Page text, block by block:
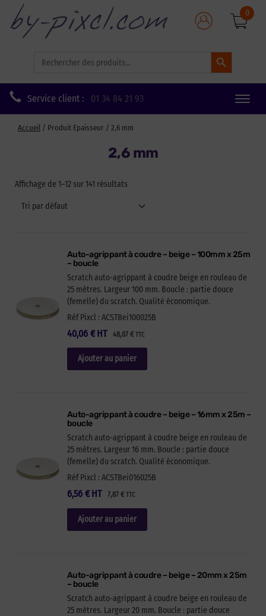
for:
Search Button
0
Service client : 01 34 84 21 93
Toggle
Accueil / Produit Epaisseur / 2,6 mm
2,6 mm
Affichage de 1–12 sur 141 résultats
Auto-agrippant à coudre – beige – 100mm x 25m
– boucle
Scratch auto-agrippant à coudre beige en rouleau de
25 mètres. Largeur 100 mm. Boucle : partie douce
(femelle) du scratch. Qualité économique.
Réf Pixcl : ACSTBei100025B
40,06 € 48,07 €TTC
HT
Ajouter au panier
Auto-agrippant à coudre – beige – 16mm x 25m –
boucle
Scratch auto-agrippant à coudre beige en rouleau de
25 mètres. Largeur 16 mm. Boucle : partie douce
(femelle) du scratch. Qualité économique.
Réf Pixcl : ACSTBei016025B
6,56 € 7,87 €TTC
HT
Ajouter au panier
Auto-agrippant à coudre – beige – 20mm x 25m
– boucle
Scratch auto-agrippant à coudre beige en rouleau de
25 mètres. Largeur 20 mm. Boucle : partie douce